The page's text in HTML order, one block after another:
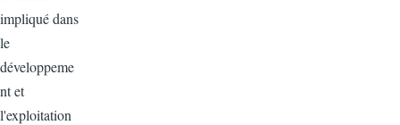
impliqué dans
le
développeme
nt et
l'exploitation